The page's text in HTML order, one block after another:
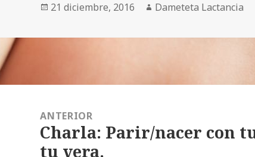
Publicado
21 diciembre, 2016 Autor
Dameteta Lactancia
entradas
ANTERIOR
Entrada
anterior:
Charla: Parir/nacer con
tu vera.